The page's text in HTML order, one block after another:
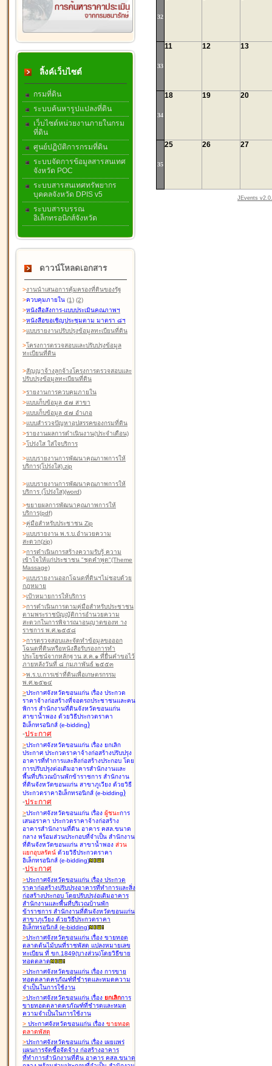
ลิ้งค์เว็บไซต์
กรมที่ดิน
ระบบค้นหารูปแปลงที่ดิน
เว็บไซต์หน่วยงานภายในกรม
ที่ดิน
ศูนย์ปฏิบัติการกรมที่ดิน
ระบบจัดการข้อมูลสารสนเทศ
จังหวัด POC
ระบบสารสนเทศทรัพยากร
บุคคลจังหวัด DPIS v5
ระบบสารบรรณ
อิเล็กทรอนิกส์จังหวัด
ดาวน์โหลดเอกสาร
>งานนำเสนอการคุ้มครองที่ดินของรัฐ
>ควบคุมภายใน (1) (2)
>หนังสือสังการ-แบบประเมินคุณภาพฯ
>หนังสือขอเชิญประชุมตาม มาตรา ๘ฯ
>แบบรายงานปรับปรุงข้อมูลทะเบียนที่ดิน
>โครงการตรวจสอบและปรับปรุงข้อมูล
ทะเบียนที่ดิน
>สัญญาจ้างลูกจ้างโครงการตรวจสอบและ
ปรับปรุงข้อมูลทะเบียนที่ดิน
>รายงานการควบคุมภายใน
>แบบเก็บข้อมูล ๕๗ สาขา
>แบบเก็บข้อมูล ๕๗ อำเภอ
>แบบสำรวจปัญหาอุปสรรคของกรมที่ดิน
>รายงานผลการดำเนินงาน(ประจำเดือน)
>โปร่งใส ใส่ใจบริการ
>แบบรายงานการพัฒนาคุณภาพการให้
บริการ(โปร่งใส).zip
>แบบรายงานการพัฒนาคุณภาพการให้
บริการ (โปร่งใส)(word)
>ขยายผลการพัฒนาคุณภาพการให้
บริการ(pdf)
>คู่มือสำหรับประชาชน Zip
>แบบรายงาน พ.ร.บ.อำนวยความ
สะดวก(zip)
>การดำเนินการสร้างความรับรู้ ความ
เข้าใจให้แก่ประชาชน "ชุดคำพูด"(Theme
Massage)
>แบบรายงานออกโฉนดที่ดินฯไม่ชอบด้วย
กฎหมาย
>เป้าหมายการให้บริการ
>การดำเนินการตามคู่มือสำหรับประชาชน
ตามพระราชบัญญัติการอำนวยความ
สะดวกในการพิจารณาอนุญาตของท าง
ราชการ พ.ศ.๒๕๕๘
>การตรวจสอบและจัดทำข้อมูลขอออก
โฉนดที่ดินหรือหนังสือรับรองการทำ
ประโยชน์จากหลักฐาน ส.ค.๑ ที่ยื่นคำขอไว้
ภายหลังวันที่ ๘ กุมภาพันธ์ ๒๕๕๓
>พ.ร.บ.การเช่าที่ดินเพื่อเกษตรกรรม
พ.ศ.๒๕๒๔
>ประกาศจังหวัดขอนแก่น เรื่อง ประกวด
ราคาจ้างก่อสร้างที่จอดรถประชาชนและคน
พิการ สำนักงานที่ดินจังหวัดขอนแก่น
สาขาน้ำพอง ด้วยวิธีประกวดราคา
อิเล็กทรอนิกส์ (e-bidding)
-ประกาศ
>ประกาศจังหวัดขอนแก่น เรื่อง ยกเลิก
ประกาศ ประกวดราคาจ้างก่อสร้างปรับปรุง
อาคารที่ทำการและสิ่งก่อสร้างประกอบ โดย
การปรับปรุงต่อเติมอาคารสำนักงานและ
พื้นที่บริเวณบ้านพักข้าราชการ สำนักงาน
ที่ดินจังหวัดขอนแก่น สาขาภูเวียง ด้วยวิธี
ประกวดราคาอิเล็กทรอนิกส์ (e-bidding)
-ประกาศ
>ประกาศจังหวัดขอนแก่น เรื่อง ผู้ชนะการ
เสนอราคา ประกวดราคาจ้างก่อสร้าง
อาคารสำนักงานที่ดิน อาคาร คสล.ขนาด
กลาง พร้อมส่วนประกอบที่จำเป็น สำนักงาน
ที่ดินจังหวัดขอนแก่น สาขาน้ำพอง ส่วน
แยกอุบลรัตน์ ด้วยวิธีประกวดราคา
อิเล็กทรอนิกส์ (e-bidding)
-ประกาศ
>ประกาศจังหวัดขอนแก่น เรื่อง ประกวด
ราคาก่อสร้างปรับปรุงอาคารที่ทำการและสิ่ง
ก่อสร้างประกอบ โดยปรับปรุง่อเติมอาคาร
สำนักงานและพื้นที่บริเวณบ้านพัก
ข้าราชการ สำนักงานที่ดินจังหวัดขอนแก่น
สาขาภูเวียง ด้วยวิธีประกวดราคา
อิเล็กทรอนิกส์ (e-bidding)
>ประกาศจังหวัดขอนแก่น เรื่อง ขายทอด
ตลาดต้นไม้บนที่ราชพัสดุ แปลงหมายเลข
ทะเบียน ที่ ขก.1849(บางส่วน)โดยวิธีขาย
ทอดตลาด
>ประกาศจังหวัดขอนแก่น เรื่อง การขาย
ทอดตลาดครุภัณฑ์ที่ชำรุดและหมดความ
จำเป็นในการใช้งาน
>ประกาศจังหวัดขอนแก่น เรื่อง ยกเลิกการ
ขายทอดตลาดครุภัณฑ์ที่ชำรุดและหมด
ความจำเป็นในการใช้งาน
> ประกาศจังหวัดขอนแก่น เรื่อง ขายทอด
ตลาดพัสดุ
>ประกาศจังหวัดขอนแก่น เรื่อง เผยแพร่
แผนการจัดซื้อจัดจ้าง ก่อสร้างอาคาร
ที่ทำการสำนักงานที่ดิน อาคาร คสล.ขนาด
32
33
11 12 13
34
18 19 20
35
25 26 27
JEvents